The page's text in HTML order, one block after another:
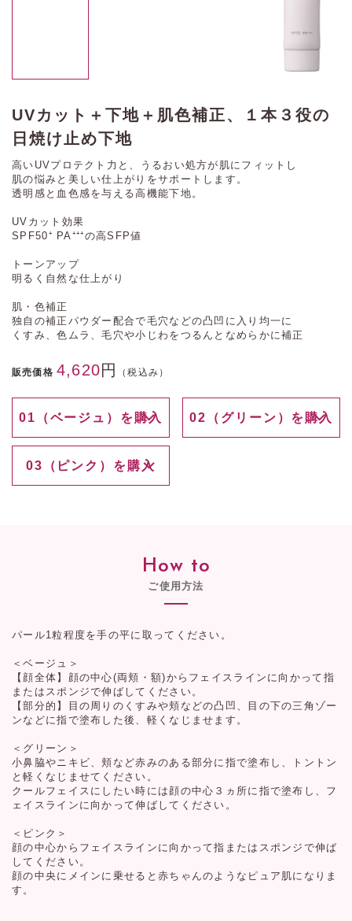
UVカット＋下地＋肌色補正、１本３役の
日焼け止め下地
高いUVプロテクト力と、うるおい処方が肌にフィットし
肌の悩みと美しい仕上がりをサポートします。
透明感と血色感を与える高機能下地。
UVカット効果
SPF50⁺ PA⁺⁺⁺の高SFP値
トーンアップ
明るく自然な仕上がり
肌・色補正
独自の補正パウダー配合で毛穴などの凸凹に入り均一に
くすみ、色ムラ、毛穴や小じわをつるんとなめらかに補正
販売価格 4,620円 （税込み）
01（ベージュ）を購入 02（グリーン）を購入
03（ピンク）を購入
How to
ご使用方法
パール1粒程度を手の平に取ってください。
＜ベージュ＞
【顔全体】顔の中心(両頬・額)からフェイスラインに向かって指
またはスポンジで伸ばしてください。
【部分的】目の周りのくすみや頬などの凸凹、目の下の三角ゾー
ンなどに指で塗布した後、軽くなじませます。
＜グリーン＞
小鼻脇やニキビ、頬など赤みのある部分に指で塗布し、トントン
と軽くなじませてください。
クールフェイスにしたい時には顔の中心３ヵ所に指で塗布し、フ
ェイスラインに向かって伸ばしてください。
＜ピンク＞
顔の中心からフェイスラインに向かって指またはスポンジで伸ば
してください。
顔の中央にメインに乗せると赤ちゃんのようなピュア肌になりま
す。